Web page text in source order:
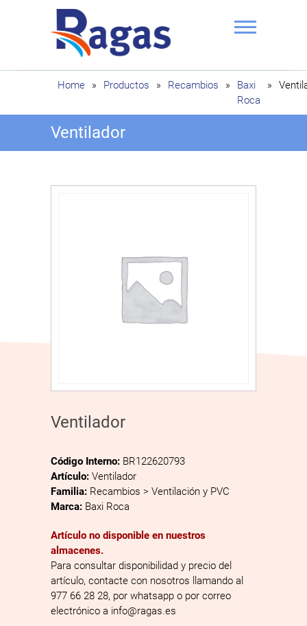
Ragas
Home » Productos » Recambios »
Baxi
Roca
»
Ventilador
Ventilador
Código Interno: BR122620793
Artículo: Ventilador
Familia: Recambios > Ventilación y PVC
Marca: Baxi Roca
Artículo no disponible en nuestros
almacenes.
Para consultar disponibilidad y precio del
artículo, contacte con nosotros llamando al
977 66 28 28, por whatsapp o por correo
electrónico a info@ragas.es